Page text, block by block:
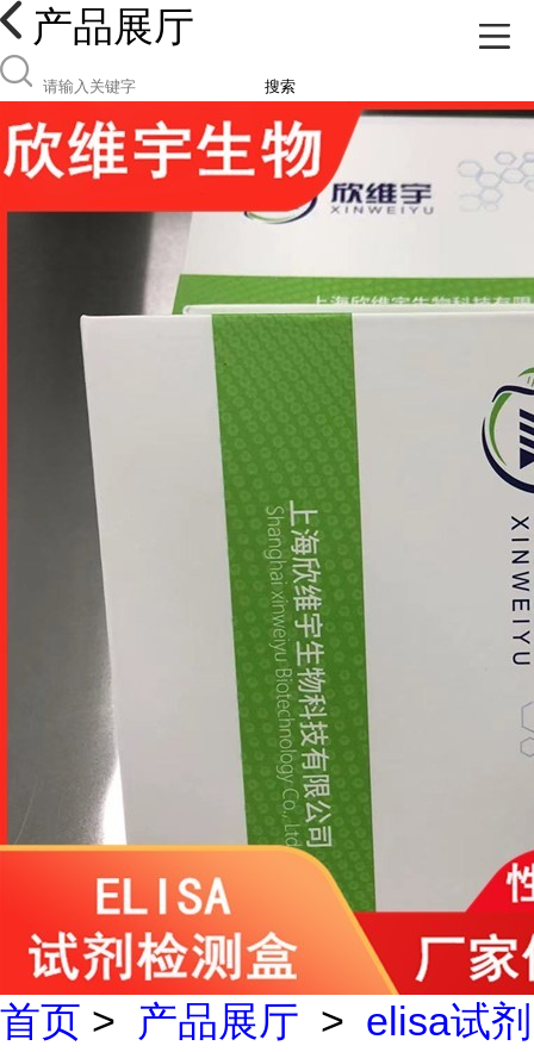
产品展厅
搜索
首页 > 产品展厅 > elisa试剂